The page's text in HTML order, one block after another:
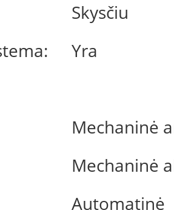
Skysčiu
Yra
Mechaninė
Mechaninė
Automatinė